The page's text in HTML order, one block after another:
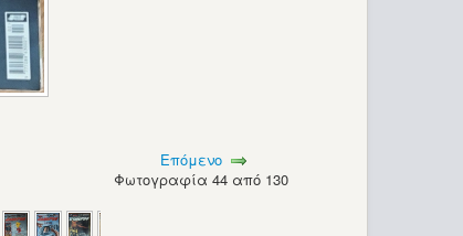
Επόμενο
Φωτογραφία 44 από 130